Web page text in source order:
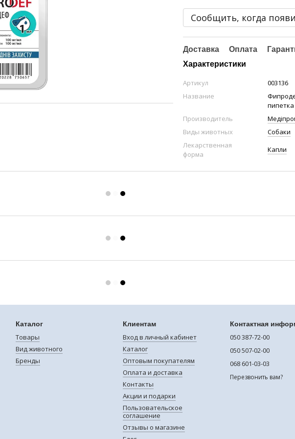
Сообщить, когда
Доставка Оплата
Характеристики
Артикул
003136
Название
пипетка
Производитель
Виды животных
Собаки
Лекарственная
форма
Капли
Каталог
Товары
Вид животного
Бренды
Клиентам
Вход в личный кабинет
Каталог
Оптовым покупателям
Оплата и доставка
Контакты
Акции и подарки
Пользовательское
соглашение
Отзывы о магазине
Контактная
050 387-72-00
050 507-02-00
068 601-03-03
Перезвонить вам?